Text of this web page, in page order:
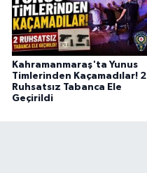
Kahramanmaraş'ta Yunus
Timlerinden Kaçamadılar! 2
Ruhsatsız Tabanca Ele
Geçirildi
ASAYİŞ
SEÇİM 2015
ÇEVRE